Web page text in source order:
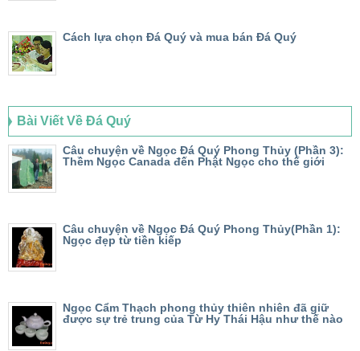
Cách lựa chọn Đá Quý và mua bán Đá Quý
Bài Viết Về Đá Quý
Câu chuyện về Ngọc Đá Quý Phong Thủy (Phần 3):
Thềm Ngọc Canada đến Phật Ngọc cho thế giới
Câu chuyện về Ngọc Đá Quý Phong Thủy(Phần 1):
Ngọc đẹp từ tiền kiếp
Ngọc Cẩm Thạch phong thủy thiên nhiên đã giữ
được sự trẻ trung của Từ Hy Thái Hậu như thế nào